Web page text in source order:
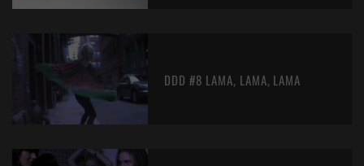
DDD #8 LAMA, LAMA, LAMA